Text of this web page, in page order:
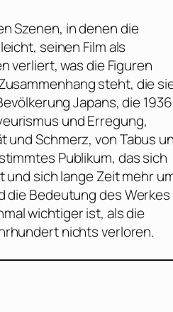
Szenen, in denen die
seinen Film als
verliert, was die Figuren
steht, die
Japans, die 1936
und Erregung,
und Schmerz, von Tabus
Publikum, das sich
sich lange Zeit mehr
die Bedeutung des Werkes
wichtiger ist, als die
nichts verloren.